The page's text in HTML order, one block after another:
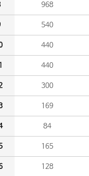
968
540
440
440
300
169
84
165
128